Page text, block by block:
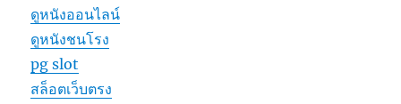
ดูหนังออนไลน์
ดูหนังชนโรง
pg slot
สล็อตเว็บตรง